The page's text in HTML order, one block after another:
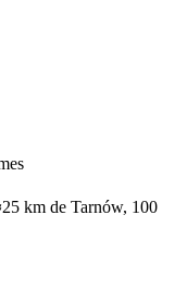
km de Tarnów, 100